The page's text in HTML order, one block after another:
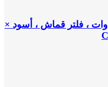
مكنسة برميلية هيتاشي 2100 وات ، فلتر قماش ، أسود ×